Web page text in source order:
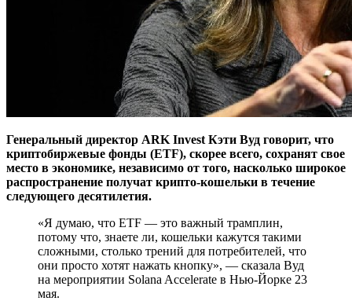
Генеральный директор ARK Invest Кэти Вуд говорит, что
криптобиржевые фонды (ETF), скорее всего, сохранят свое
место в экономике, независимо от того, насколько широкое
распространение получат крипто-кошельки в течение
следующего десятилетия.
«Я думаю, что ETF — это важный трамплин,
потому что, знаете ли, кошельки кажутся такими
сложными, столько трений для потребителей, что
они просто хотят нажать кнопку», — сказала Вуд
на мероприятии Solana Accelerate в Нью-Йорке 23
мая.